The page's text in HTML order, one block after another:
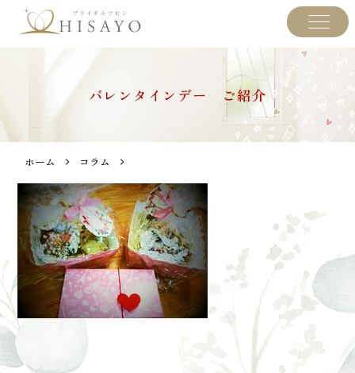
バレンタインデー ご紹介
ホーム コラム